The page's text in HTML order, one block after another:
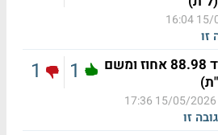
15/
זו
לפחות יירד 88.98 אחוז ומשם
15/05/2026 17:36
זו
1
1